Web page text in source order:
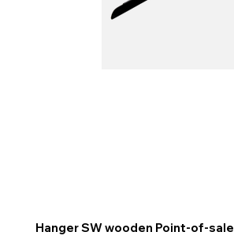
Hanger SW wooden Point-of-sale